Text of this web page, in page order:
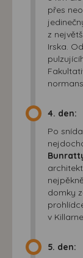
přes
z
Irska.
4. den:
Po
domky
v
5. den: